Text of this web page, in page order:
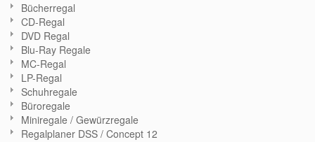
Bücherregal
CD-Regal
DVD Regal
Blu-Ray Regale
MC-Regal
LP-Regal
Schuhregale
Büroregale
Miniregale / Gewürzregale
Regalplaner DSS / Concept 12